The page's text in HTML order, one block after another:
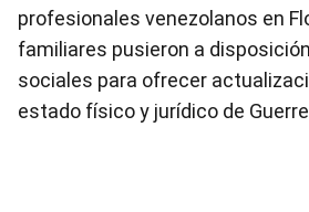
profesionales venezolanos en
familiares pusieron a
sociales para ofrecer
estado físico y jurídico de